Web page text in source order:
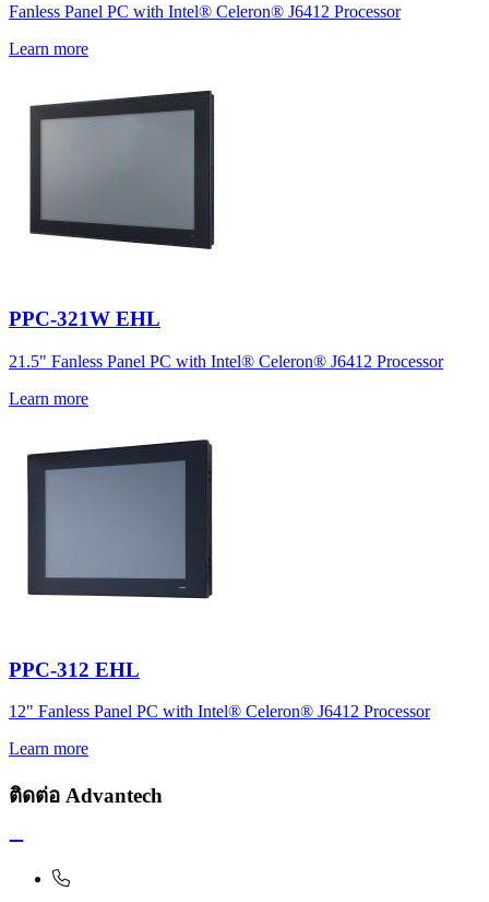
Fanless Panel PC with Intel® Celeron® J6412 Processor
Learn more
PPC-321W EHL
21.5" Fanless Panel PC with Intel® Celeron® J6412 Processor
Learn more
PPC-312 EHL
12" Fanless Panel PC with Intel® Celeron® J6412 Processor
Learn more
ติดต่อ Advantech